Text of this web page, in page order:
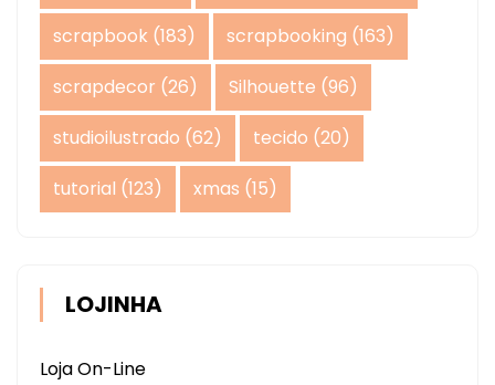
scrapbook (183) scrapbooking (163)
scrapdecor (26) Silhouette (96)
studioilustrado (62) tecido (20)
tutorial (123) xmas (15)
LOJINHA
Loja On-Line